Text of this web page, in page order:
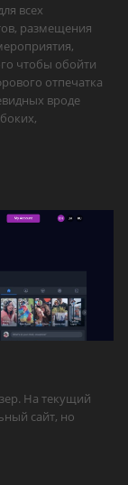
всех
размещения
чтобы обойти
отпечатка
вроде
На текущий
сайт, но